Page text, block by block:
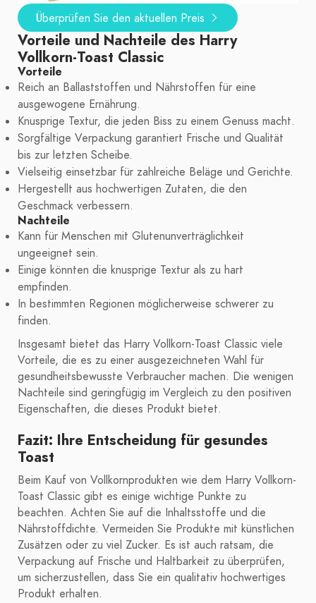
Überprüfen Sie den aktuellen Preis
Vorteile und Nachteile des Harry
Vollkorn-Toast Classic
Vorteile
Reich an Ballaststoffen und Nährstoffen für eine
ausgewogene Ernährung.
Knusprige Textur, die jeden Biss zu einem Genuss macht.
Sorgfältige Verpackung garantiert Frische und Qualität
bis zur letzten Scheibe.
Vielseitig einsetzbar für zahlreiche Beläge und Gerichte.
Hergestellt aus hochwertigen Zutaten, die den
Geschmack verbessern.
Nachteile
Kann für Menschen mit Glutenunverträglichkeit
ungeeignet sein.
Einige könnten die knusprige Textur als zu hart
empfinden.
In bestimmten Regionen möglicherweise schwerer zu
finden.
Insgesamt bietet das Harry Vollkorn-Toast Classic viele
Vorteile, die es zu einer ausgezeichneten Wahl für
gesundheitsbewusste Verbraucher machen. Die wenigen
Nachteile sind geringfügig im Vergleich zu den positiven
Eigenschaften, die dieses Produkt bietet.
Fazit: Ihre Entscheidung für gesundes
Toast
Beim Kauf von Vollkornprodukten wie dem Harry Vollkorn-
Toast Classic gibt es einige wichtige Punkte zu
beachten. Achten Sie auf die Inhaltsstoffe und die
Nährstoffdichte. Vermeiden Sie Produkte mit künstlichen
Zusätzen oder zu viel Zucker. Es ist auch ratsam, die
Verpackung auf Frische und Haltbarkeit zu überprüfen,
um sicherzustellen, dass Sie ein qualitativ hochwertiges
Produkt erhalten.